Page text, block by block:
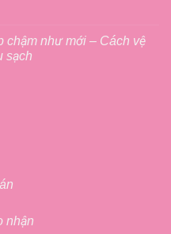
chậm như mới – Cách vệ
sạch
nhận